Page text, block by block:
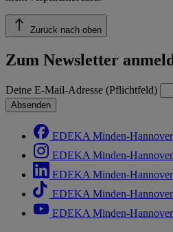
Zurück nach oben
Zum Newsletter
Deine E-Mail-Adresse (Pflichtfeld)
Absenden
EDEKA Minden-
EDEKA Minden-
EDEKA Minden-
EDEKA Minden-
EDEKA Minden-